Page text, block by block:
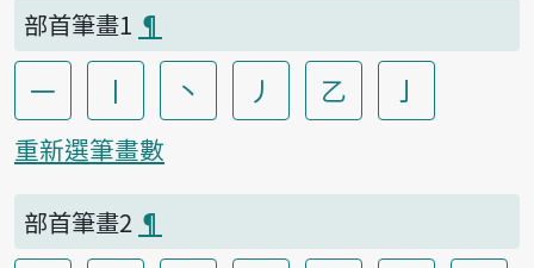
部首筆畫1 ¶
一 丨 丶 丿 乙 亅
重新選筆畫數
部首筆畫2 ¶